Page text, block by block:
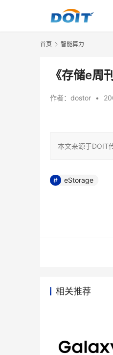
首页 智能算力
《存储e周
作者： dostor •
本文来源于DOIT
eStorage
相关推荐